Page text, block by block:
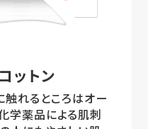
ットン
触れるところはオー
化学薬品による肌刺